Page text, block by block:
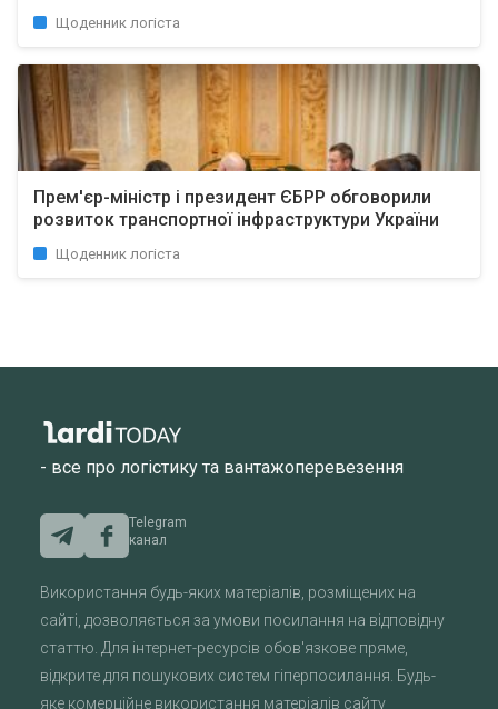
Щоденник логіста
Прем'єр-міністр і президент ЄБРР обговорили
розвиток транспортної інфраструктури України
Щоденник логіста
- все про логістику та вантажоперевезення
Telegram
канал
Використання будь-яких матеріалів, розміщених на
сайті, дозволяється за умови посилання на відповідну
статтю. Для інтернет-ресурсів обов'язкове пряме,
відкрите для пошукових систем гіперпосилання. Будь-
яке комерційне використання матеріалів сайту